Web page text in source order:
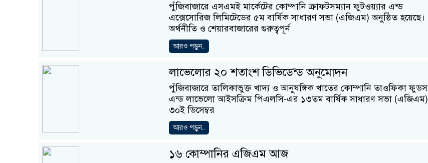
পুঁজিবাজারে এসএমই মার্কেটের কোম্পানি ক্রাফটসম্যান ফুটওয়্যার এন্ড
এক্সেসোরিজ লিমিটেডের ৫ম বার্ষিক সাধারণ সভা (এজিএম) অনুষ্ঠিত হয়েছে।
অর্থনীতি ও শেয়ারবাজারের গুরুত্বপূর্ন
আরও পড়ুন..
লাভেলোর ২০ শতাংশ ডিভিডেন্ড অনুমোদন
পুঁজিবাজারে তালিকাভুক্ত খাদ্য ও আনুষঙ্গিক খাতের কোম্পানি তাওফিকা ফুডস
এন্ড লাভেলো আইসক্রিম পিএলসি-এর ১৩তম বার্ষিক সাধারণ সভা (এজিএম)
৩০ই ডিসেম্বর
আরও পড়ুন..
১৬ কোম্পানির এজিএম আজ